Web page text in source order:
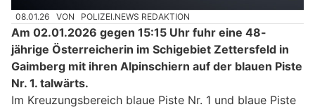
08.01.26 VON POLIZEI.NEWS REDAKTION
Am 02.01.2026 gegen 15:15 Uhr fuhr eine 48-
jährige Österreicherin im Schigebiet Zettersfeld in
Gaimberg mit ihren Alpinschiern auf der blauen Piste
Nr. 1. talwärts.
Im Kreuzungsbereich blaue Piste Nr. 1 und blaue Piste